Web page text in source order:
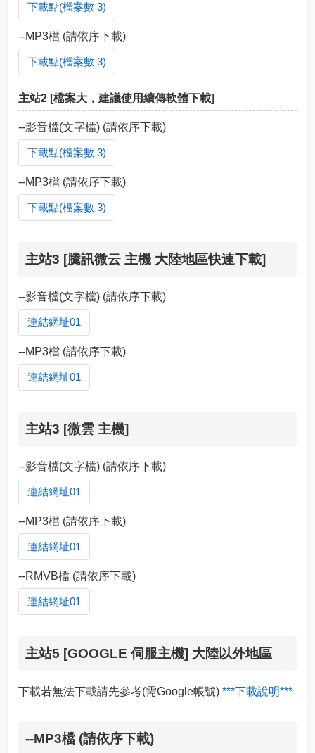
下載點(檔案數 3)
--MP3檔 (請依序下載)
下載點(檔案數 3)
主站2 [檔案大，建議使用續傳軟體下載]
--影音檔(文字檔) (請依序下載)
下載點(檔案數 3)
--MP3檔 (請依序下載)
下載點(檔案數 3)
主站3 [騰訊微云 主機 大陸地區快速下載]
--影音檔(文字檔) (請依序下載)
連結網址01
--MP3檔 (請依序下載)
連結網址01
主站3 [微雲 主機]
--影音檔(文字檔) (請依序下載)
連結網址01
--MP3檔 (請依序下載)
連結網址01
--RMVB檔 (請依序下載)
連結網址01
主站5 [GOOGLE 伺服主機] 大陸以外地區
下載若無法下載請先參考(需Google帳號)***下載說明***
--MP3檔 (請依序下載)